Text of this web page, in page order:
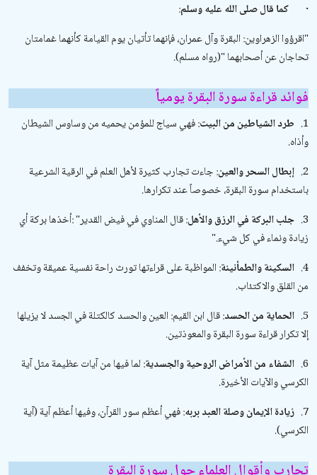
· كما قال صلى الله عليه وسلم:
"اقرؤوا الزهراوين: البقرة وآل عمران، فإنهما تأتيان يوم القيامة كأنهما غمامتان
تحاجان عن أصحابهما"(رواه مسلم).
فوائد قراءة سورة البقرة يومياً
1. طرد الشياطين من البيت: فهي سياج للمؤمن يحميه من وساوس الشيطان
وأذاه.
2. إبطال السحر والعين: جاءت تجارب كثيرة لأهل العلم في الرقية الشرعية
باستخدام سورة البقرة، خصوصاً عند تكرارها.
3. جلب البركة في الرزق والأهل: قال المناوي فيفيض القدير: "أخذها بركة أي
زيادة ونماء في كل شيء".
4. السكينة والطمأنينة: المواظبة على قراءتها تورث راحة نفسية عميقة وتخفف
من القلق والاكتئاب.
5. الحماية من الحسد: قال ابن القيم:العين والحسد كالكتلة في الجسد لا يزيلها
إلا تكرار قراءة سورة البقرة والمعوذتين.
6. الشفاء من الأمراض الروحية والجسدية: لما فيها من آيات عظيمة مثل آية
الكرسي والآيات الأخيرة.
7. زيادة الإيمان وصلة العبد بربه: فهي أعظم سور القرآن، وفيها أعظم آية (آية
الكرسي).